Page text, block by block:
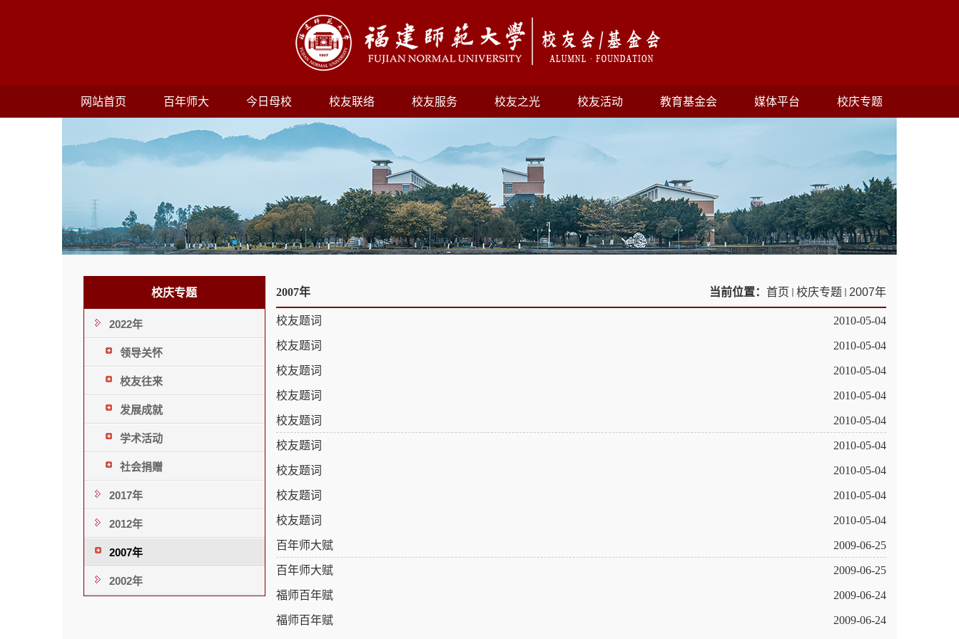
网站首页 百年师大 今日母校 校友联络 校友服务 校友之光 校友活动 教育基金会 媒体平台 校庆专题
校庆专题
2022年
领导关怀
校友往来
发展成就
学术活动
社会捐赠
2017年
2012年
2007年
2002年
2007年 当前位置： 首页 校庆专题 2007年
校友题词 2010-05-04
校友题词 2010-05-04
校友题词 2010-05-04
校友题词 2010-05-04
校友题词 2010-05-04
校友题词 2010-05-04
校友题词 2010-05-04
校友题词 2010-05-04
校友题词 2010-05-04
百年师大赋 2009-06-25
百年师大赋 2009-06-25
福师百年赋 2009-06-24
福师百年赋 2009-06-24